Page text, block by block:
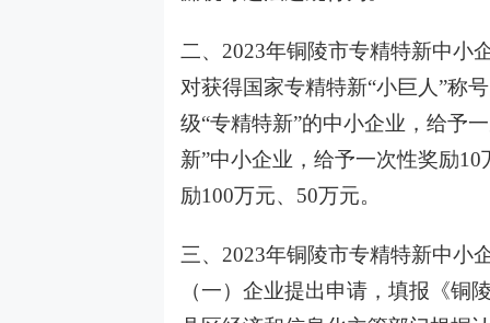
二、2023年铜陵市专精特新中小
对获得国家专精特新“小巨人”称
级“专精特新”的中小企业，给予
新”中小企业，给予一次性奖励
励100万元、50万元。
三、2023年铜陵市专精特新中小
（一）企业提出申请，填报《铜